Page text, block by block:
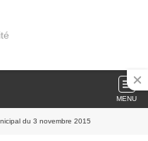
MENU
du 3 novembre 2015